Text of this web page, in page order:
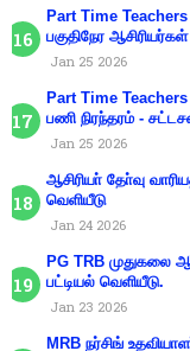
Part Time Teachers
பகுதிநேர
Jan 25 2026
Part Time Teachers
பணி நிரந்தரம் -
Jan 25 2026
ஆசிரியா் தோ்வு
வெளியீடு
Jan 24 2026
PG TRB முதுகலை
பட்டியல் வெளியீடு.
Jan 23 2026
MRB நர்சிங்